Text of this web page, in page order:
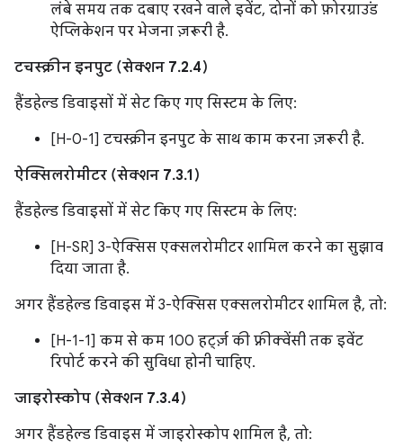
लंबे समय तक दबाए रखने वाले इवेंट, दोनों को फ़ोरग्राउंड
ऐप्लिकेशन पर भेजना ज़रूरी है.
टचस्क्रीन इनपुट (सेक्शन 7.2.4)
हैंडहेल्ड डिवाइसों में सेट किए गए सिस्टम के लिए:
[H-0-1] टचस्क्रीन इनपुट के साथ काम करना ज़रूरी है.
ऐक्सिलरोमीटर (सेक्शन 7.3.1)
हैंडहेल्ड डिवाइसों में सेट किए गए सिस्टम के लिए:
[H-SR] 3-ऐक्सिस एक्सलरोमीटर शामिल करने का सुझाव
दिया जाता है.
अगर हैंडहेल्ड डिवाइस में 3-ऐक्सिस एक्सलरोमीटर शामिल है, तो:
[H-1-1] कम से कम 100 हर्ट्ज़ की फ़्रीक्वेंसी तक इवेंट
रिपोर्ट करने की सुविधा होनी चाहिए.
जाइरोस्कोप (सेक्शन 7.3.4)
अगर हैंडहेल्ड डिवाइस में जाइरोस्कोप शामिल है, तो: